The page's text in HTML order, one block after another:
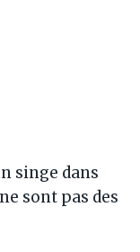
singe dans
sont pas des